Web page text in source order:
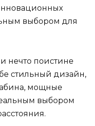
выбором для
нечто поистине
стильный дизайн,
мощные
выбором